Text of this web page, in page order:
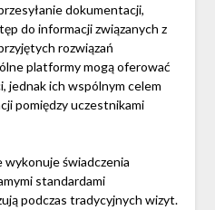
dokumentacji,
do informacji związanych z
rozwiązań
platformy mogą oferować
jednak ich wspólnym celem
pomiędzy uczestnikami
świadczenia
standardami
podczas tradycyjnych wizyt.